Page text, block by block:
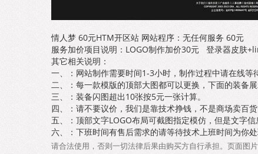
情人梦 60元HTM开区站 网站程序：无任何服务 60元
服务加价项目说明：LOGO制作加价30元 登录器皮肤
其它相关说明：
一、：网站制作需要时间1-3小时，制作过程中请在线等
二、：每一款模版的顶部大图都可以更换，下面的装备
三、：装备闪图超出10张按5元一张计算。
四、：请不要议价，我们是靠技术挣钱，不是商场卖百
五、：顶部文字LOGO布局可截图指定模仿，但是文字
六、：下班时间有售后需求的请等待技术上班时间为你
请合法使用，否则一切法律后果由购买方自行承担。页面图